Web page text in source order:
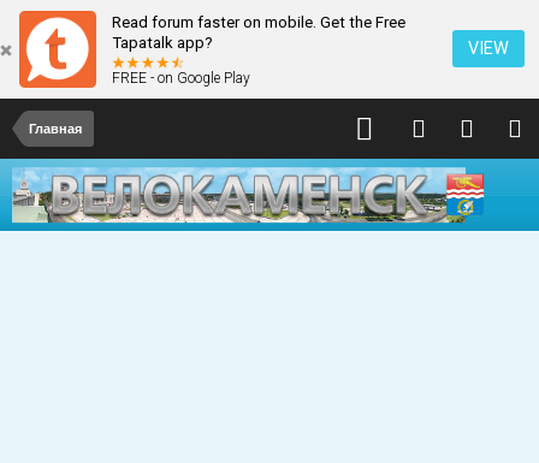
Read forum faster on mobile. Get the Free
Tapatalk app?
FREE - on Google Play
VIEW
Главная